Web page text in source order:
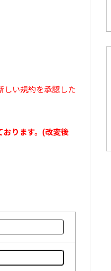
しい規約を承認した
ります。(改変後